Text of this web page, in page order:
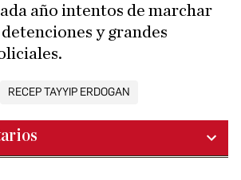
año intentos de marchar
y grandes
RECEP TAYYIP ERDOGAN